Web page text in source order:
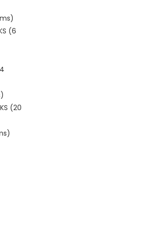
(6
(20